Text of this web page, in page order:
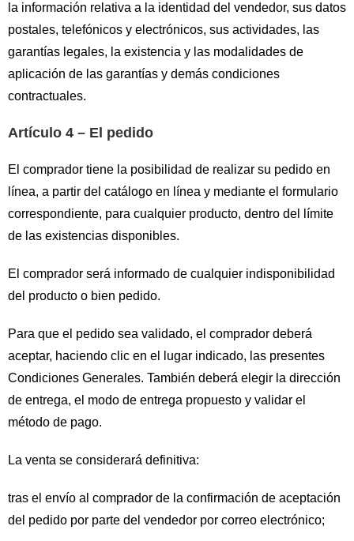
la información relativa a la identidad del vendedor, sus datos
postales, telefónicos y electrónicos, sus actividades, las
garantías legales, la existencia y las modalidades de
aplicación de las garantías y demás condiciones
contractuales.
Artículo 4 – El pedido
El comprador tiene la posibilidad de realizar su pedido en
línea, a partir del catálogo en línea y mediante el formulario
correspondiente, para cualquier producto, dentro del límite
de las existencias disponibles.
El comprador será informado de cualquier indisponibilidad
del producto o bien pedido.
Para que el pedido sea validado, el comprador deberá
aceptar, haciendo clic en el lugar indicado, las presentes
Condiciones Generales. También deberá elegir la dirección
de entrega, el modo de entrega propuesto y validar el
método de pago.
La venta se considerará definitiva:
tras el envío al comprador de la confirmación de aceptación
del pedido por parte del vendedor por correo electrónico;